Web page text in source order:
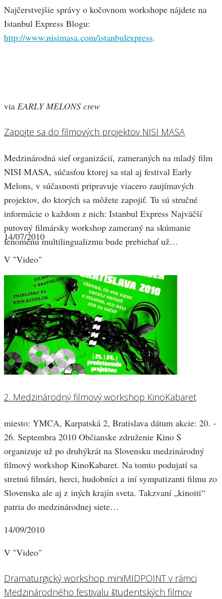
Najčerstvejšie správy o kočovnom workshope nájdete na
Istanbul Express Blogu:
http://www.nisimasa.com/istanbulexpress.
via EARLY MELONS crew
Zapojte sa do filmových projektov NISI MASA
Medzinárodná sieť organizácií, zameraných na mladý film
NISI MASA, súčasťou ktorej sa stal aj festival Early
Melons, v súčasnosti pripravuje viacero zaujímavých
projektov, do ktorých sa môžete zapojiť. Tu sú stručné
informácie o každom z nich: Istanbul Express Najväčší
putovný filmársky workshop zameraný na skúmanie
fenoménu multilingualizmu bude prebiehať už…
14/07/2010
V "Video"
2. Medzinárodný filmový workshop KinoKabaret
miesto: YMCA, Karpatská 2, Bratislava dátum akcie: 20. -
26. Septembra 2010 Občianske združenie Kino S
organizuje už po druhýkrát na Slovensku medzinárodný
filmový workshop KinoKabaret. Na tomto podujatí sa
stretnú filmári, herci, hudobníci a iní sympatizanti filmu zo
Slovenska ale aj z iných krajín sveta. Takzvaní „kinoiti“
patria do medzinárodnej siete…
14/09/2010
V "Video"
Dramaturgický workshop miniMIDPOINT v rámci
Medzinárodného festivalu študentských filmov